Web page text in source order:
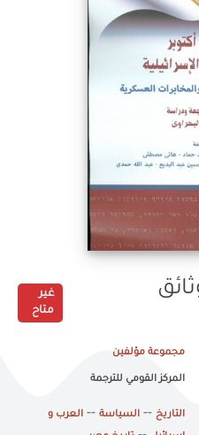
غير
متاح
مجموعة مؤلفين
المركز القومي للترجمة
التاريخ -- السياسة -- العرب و